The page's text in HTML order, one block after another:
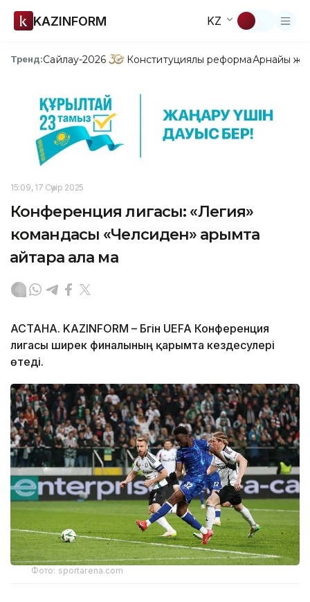
KAZINFORM KZ
Тренд:Сайлау-2026 Конституциялық реформаАрнайы
15:09, 17 Сәуір 2025
Конференция лигасы: «Легия»
командасы «Челсиден» қарымта
қайтара ала ма
АСТАНА. KAZINFORM – Бүгін UEFA Конференция
лигасы ширек финалының қарымта кездесулері
өтеді.
Фото: sportarena.com